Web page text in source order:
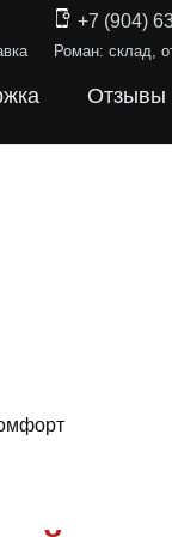
+7 (904)
Роман: склад,
Отзывы